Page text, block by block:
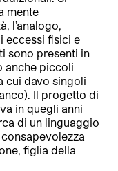
mente
l’analogo,
eccessi fisici e
sono presenti in
anche piccoli
cui davo singoli
Il progetto di
in quegli anni
di un linguaggio
figlia della